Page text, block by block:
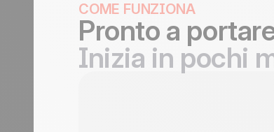
COME FUNZIONA
Pronto a
Inizia in pochi